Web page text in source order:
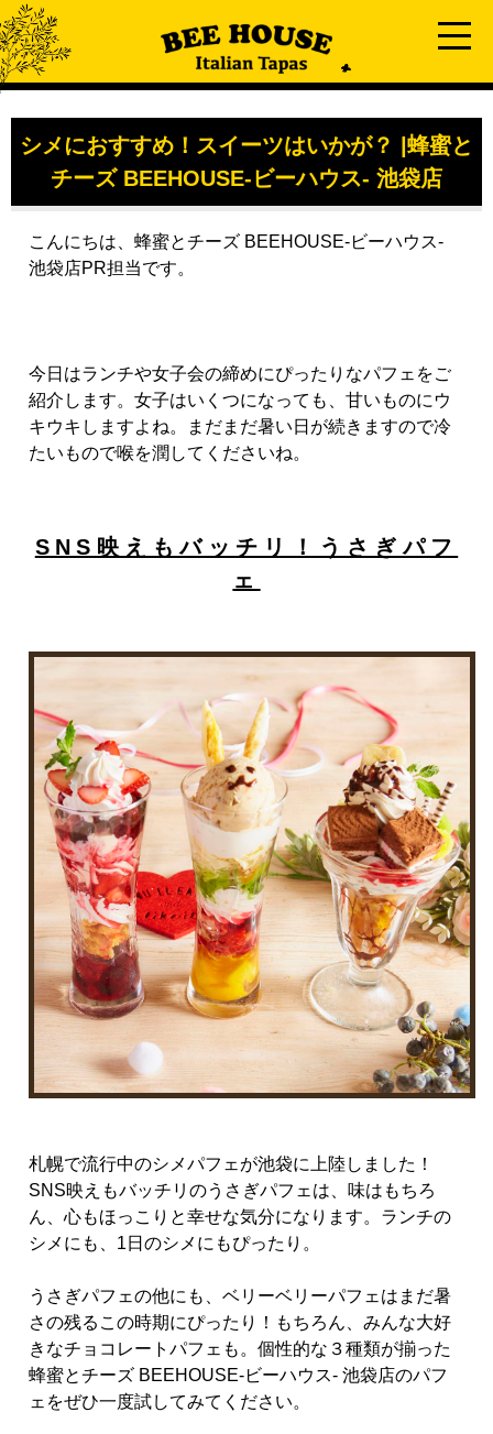
シメにおすすめ！スイーツはいかが？ |蜂蜜と
チーズ BEEHOUSE-ビーハウス- 池袋店
こんにちは、蜂蜜とチーズ BEEHOUSE-ビーハウス-
池袋店PR担当です。
今日はランチや女子会の締めにぴったりなパフェをご
紹介します。女子はいくつになっても、甘いものにウ
キウキしますよね。まだまだ暑い日が続きますので冷
たいもので喉を潤してくださいね。
SNS映えもバッチリ！うさぎパフ
ェ
札幌で流行中のシメパフェが池袋に上陸しました！
SNS映えもバッチリのうさぎパフェは、味はもちろ
ん、心もほっこりと幸せな気分になります。ランチの
シメにも、1日のシメにもぴったり。
うさぎパフェの他にも、ベリーベリーパフェはまだ暑
さの残るこの時期にぴったり！もちろん、みんな大好
きなチョコレートパフェも。個性的な３種類が揃った
蜂蜜とチーズ BEEHOUSE-ビーハウス- 池袋店のパフ
ェをぜひ一度試してみてください。